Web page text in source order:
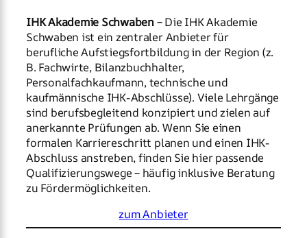
IHK Akademie Schwaben– Die IHK Akademie
Schwaben ist ein zentraler Anbieter für
berufliche Aufstiegsfortbildung in der Region (z.
B. Fachwirte, Bilanzbuchhalter,
Personalfachkaufmann, technische und
kaufmännische IHK-Abschlüsse). Viele Lehrgänge
sind berufsbegleitend konzipiert und zielen auf
anerkannte Prüfungen ab. Wenn Sie einen
formalen Karriereschritt planen und einen IHK-
Abschluss anstreben, finden Sie hier passende
Qualifizierungswege – häufig inklusive Beratung
zu Fördermöglichkeiten.
zum Anbieter